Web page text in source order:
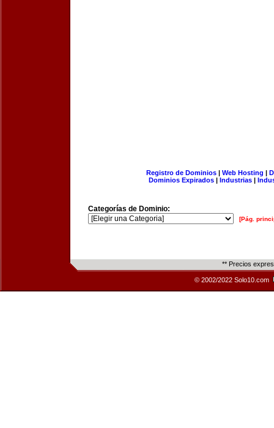
Registro de Dominios| Web Hosting |
Dominios Expirados | Industrias |
Categorías de Dominio:
[Pág.
** Precios
© 2002/2022 Solo10.com